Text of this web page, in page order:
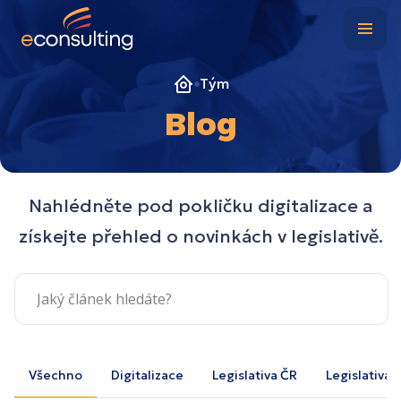
Digitální kancelář
AI Accounting
Virtuální CFO
Kontakt
Klientská zóna
Tým
Blog
Nahlédněte pod pokličku digitalizace a
získejte přehled o novinkách v legislativě.
Všechno Digitalizace Legislativa ČR Legislativa